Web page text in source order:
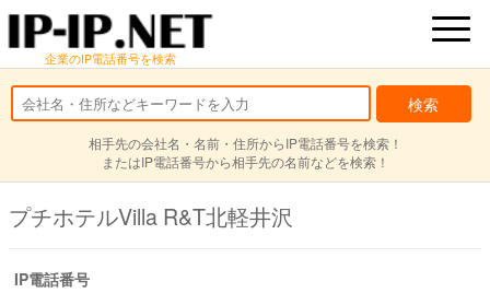
企業のIP電話番号を検索
相手先の会社名・名前・住所からIP電話番号を検索！
またはIP電話番号から相手先の名前などを検索！
プチホテルVilla R&T北軽井沢
IP電話番号